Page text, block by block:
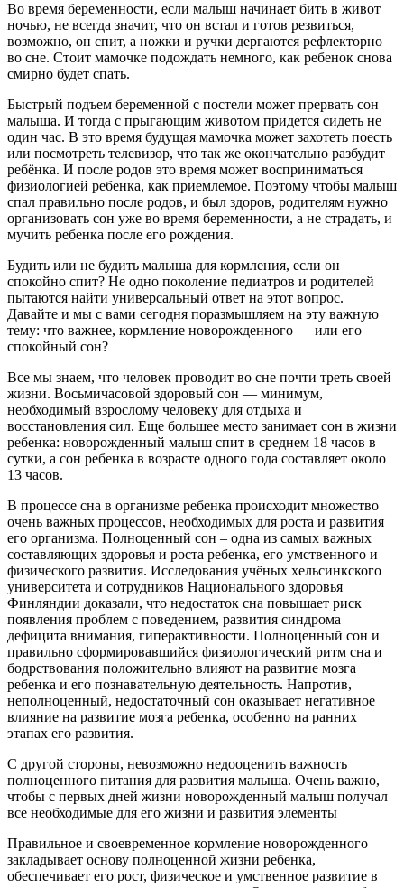
Во время беременности, если малыш начинает бить в живот
ночью, не всегда значит, что он встал и готов резвиться,
возможно, он спит, а ножки и ручки дергаются рефлекторно
во сне. Стоит мамочке подождать немного, как ребенок снова
смирно будет спать.
Быстрый подъем беременной с постели может прервать сон
малыша. И тогда с прыгающим животом придется сидеть не
один час. В это время будущая мамочка может захотеть поесть
или посмотреть телевизор, что так же окончательно разбудит
ребёнка. И после родов это время может восприниматься
физиологией ребенка, как приемлемое. Поэтому чтобы малыш
спал правильно после родов, и был здоров, родителям нужно
организовать сон уже во время беременности, а не страдать, и
мучить ребенка после его рождения.
Будить или не будить малыша для кормления, если он
спокойно спит? Не одно поколение педиатров и родителей
пытаются найти универсальный ответ на этот вопрос.
Давайте и мы с вами сегодня поразмышляем на эту важную
тему: что важнее, кормление новорожденного — или его
спокойный сон?
Все мы знаем, что человек проводит во сне почти треть своей
жизни. Восьмичасовой здоровый сон — минимум,
необходимый взрослому человеку для отдыха и
восстановления сил. Еще большее место занимает сон в жизни
ребенка: новорожденный малыш спит в среднем 18 часов в
сутки, а сон ребенка в возрасте одного года составляет около
13 часов.
В процессе сна в организме ребенка происходит множество
очень важных процессов, необходимых для роста и развития
его организма. Полноценный сон – одна из самых важных
составляющих здоровья и роста ребенка, его умственного и
физического развития. Исследования учёных хельсинкского
университета и сотрудников Национального здоровья
Финляндии доказали, что недостаток сна повышает риск
появления проблем с поведением, развития синдрома
дефицита внимания, гиперактивности. Полноценный сон и
правильно сформировавшийся физиологический ритм сна и
бодрствования положительно влияют на развитие мозга
ребенка и его познавательную деятельность. Напротив,
неполноценный, недостаточный сон оказывает негативное
влияние на развитие мозга ребенка, особенно на ранних
этапах его развития.
С другой стороны, невозможно недооценить важность
полноценного питания для развития малыша. Очень важно,
чтобы с первых дней жизни новорожденный малыш получал
все необходимые для его жизни и развития элементы
Правильное и своевременное кормление новорожденного
закладывает основу полноценной жизни ребенка,
обеспечивает его рост, физическое и умственное развитие в